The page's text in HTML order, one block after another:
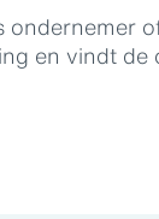
ondernemer
en vindt de